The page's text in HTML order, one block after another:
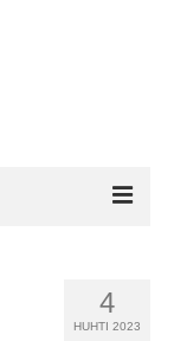
4
HUHTI 2023